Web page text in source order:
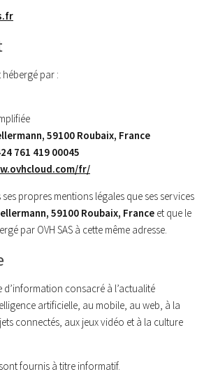
hébergé par :
59100 Roubaix, France
761 419 00045
fr/
ses propres mentions légales que ses services
59100 Roubaix, France et que le
par OVH SAS à cette même adresse.
d’information consacré à l’actualité
artificielle, au mobile, au web, à la
connectés, aux jeux vidéo et à la culture
fournis à titre informatif.